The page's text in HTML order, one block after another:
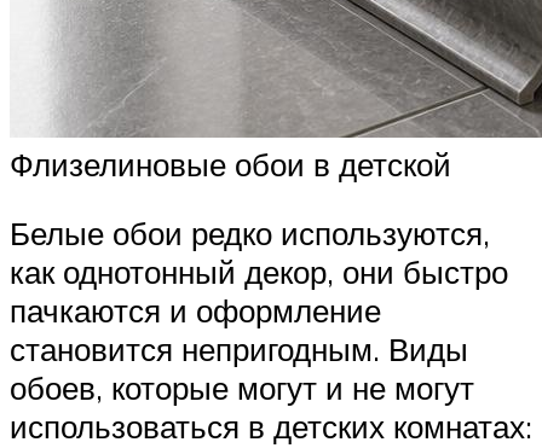
Флизелиновые обои в детской
Белые обои редко используются,
как однотонный декор, они быстро
пачкаются и оформление
становится непригодным. Виды
обоев, которые могут и не могут
использоваться в детских комнатах: